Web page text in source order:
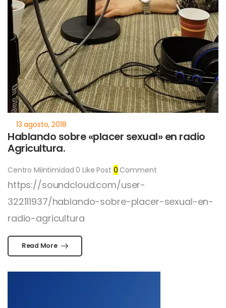
Hablando sobre «placer sexual» en radio
Agricultura.
Centro Miintimidad 0 Like Post 0 Comment
https://soundcloud.com/user-
322111937/hablando-sobre-placer-sexual-en-
radio-agricultura
Read More